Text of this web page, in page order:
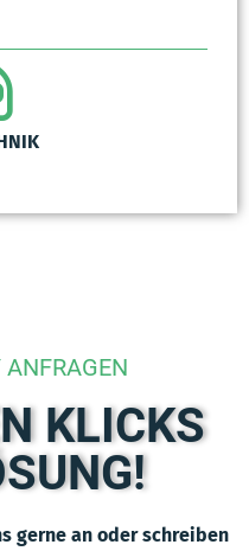
KLICKS
gerne an oder schreiben